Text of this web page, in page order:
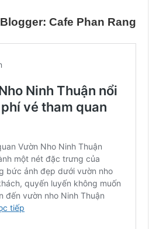
Blogger: Cafe Phan Rang